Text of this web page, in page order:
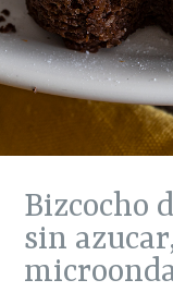
bizcocho de calabaza y cacao
sin